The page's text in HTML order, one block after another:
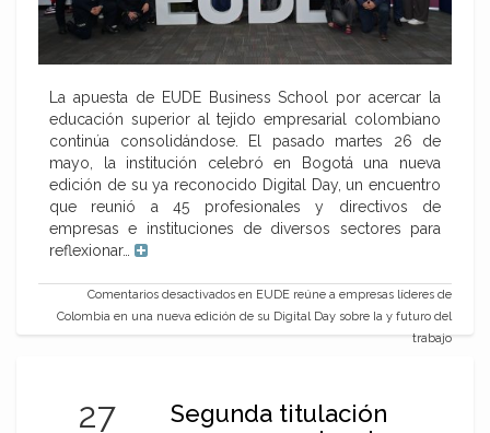
La apuesta de EUDE Business School por acercar la
educación superior al tejido empresarial colombiano
continúa consolidándose. El pasado martes 26 de
mayo, la institución celebró en Bogotá una nueva
edición de su ya reconocido Digital Day, un encuentro
que reunió a 45 profesionales y directivos de
empresas e instituciones de diversos sectores para
reflexionar…
Comentarios desactivados en EUDE reúne a empresas líderes de
Colombia en una nueva edición de su Digital Day sobre Ia y futuro del
trabajo
27
Segunda titulación